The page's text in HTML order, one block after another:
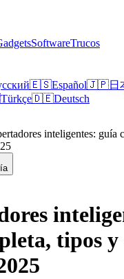
SoftwareTrucos
🇪🇸Español🇯🇵日
Türkçe🇩🇪Deutsch
inteligentes: guía
tipos y